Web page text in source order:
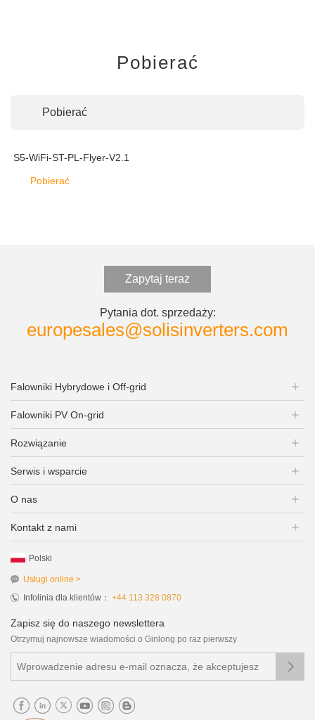
Pobierać
Pobierać
S5-WiFi-ST-PL-Flyer-V2.1
Pobierać
Zapytaj teraz
Pytania dot. sprzedaży:
europesales@solisinverters.com
Falowniki Hybrydowe i Off-grid
Falowniki PV On-grid
Rozwiązanie
Serwis i wsparcie
O nas
Kontakt z nami
Polski
Usługi online >
Infolinia dla klientów： +44 113 328 0870
Zapisz się do naszego newslettera
Otrzymuj najnowsze wiadomości o Ginlong po raz pierwszy
